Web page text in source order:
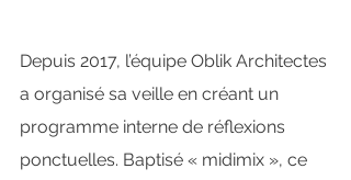
Depuis 2017, l’équipe Oblik Architectes
a organisé sa veille en créant un
programme interne de réflexions
ponctuelles. Baptisé « midimix », ce